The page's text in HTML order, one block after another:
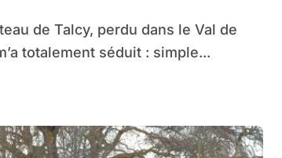
totalement séduit : simple...